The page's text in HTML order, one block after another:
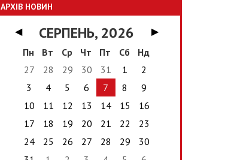
АРХІВ НОВИН
◀ СЕРПЕНЬ, 2026
▶
Пн
Вт Ср Чт Пт Сб
Нд
27
28 29 30 31 1
2
3
4 5 6 7 8
9
10
11 12 13 14 15
16
17
18 19 20 21 22
23
24
25 26 27 28 29
30